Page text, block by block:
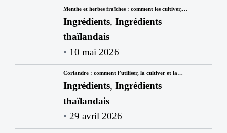
Menthe et herbes fraîches : comment les cultiver,…
Ingrédients, Ingrédients
thaïlandais
10 mai 2026
Coriandre : comment l’utiliser, la cultiver et la…
Ingrédients, Ingrédients
thaïlandais
29 avril 2026